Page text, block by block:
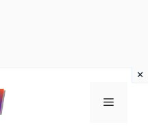
Menu